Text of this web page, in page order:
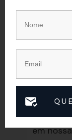
As
têm um
dos
o
É crucial
em